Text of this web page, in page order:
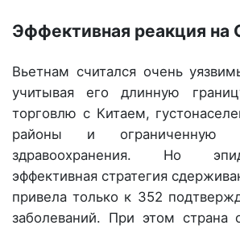
Эффективная реакция на
Вьетнам считался очень
учитывая его длинную
торговлю с Китаем,
районы и ограниченную
здравоохранения. Но
эффективная стратегия
привела только к 352
заболеваний. При этом страна